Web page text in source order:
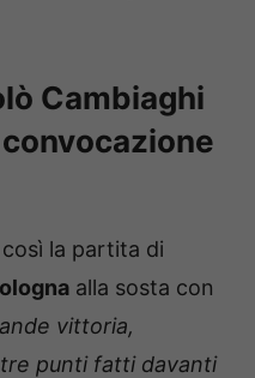
Cambiaghi
la partita di
alla sosta con
vittoria,
punti fatti davanti